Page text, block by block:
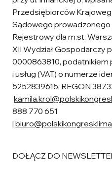
Przedsiębiorców
Sądowego prowadzonego
Rejestrowy dla m.st.
XII Wydział Gospodarczy
0000863810, podatnikiem
i usług (VAT) o numerze
5252839615, REGON
888 770 651
|
DOŁĄCZ DO